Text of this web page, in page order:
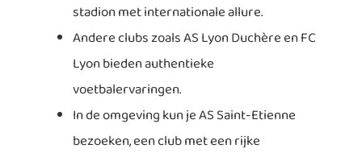
stadion met internationale allure.
Andere clubs zoals AS Lyon Duchère en FC
Lyon bieden authentieke
voetbalervaringen.
In de omgeving kun je AS Saint-Etienne
bezoeken, een club met een rijke